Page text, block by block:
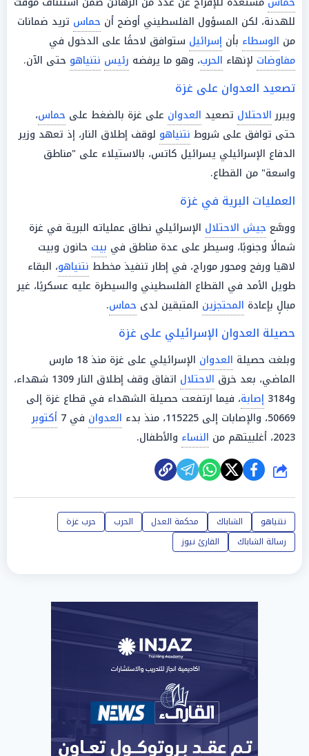
للهدنة، لكن المسؤول الفلسطيني أوضح أن حماس تريد ضمانات
من الوسطاء بأن إسرائيل ستوافق لاحقًا على الدخول في
مفاوضات لإنهاء الحرب، وهو ما يرفضه رئيس نتنياهو حتى الآن.
تصعيد العدوان على غزة
ويبررالاحتلال تصعيد العدوان على غزة بالضغط على حماس،
حتى توافق على شروط نتنياهو لوقف إطلاق النار، إذ تعهد وزير
الدفاع الإسرائيلي يسرائيل كاتس، بالاستيلاء على "مناطق
واسعة" من القطاع.
العمليات البرية في غزة
ووسَّع جيش الاحتلال الإسرائيلي نطاق عملياته البرية في غزة
شمالًا وجنوبًا، وسيطر على عدة مناطق في بيت حانون وبيت
لاهيا ورفح ومحور موراج، في إطار تنفيذ مخطط نتنياهو، البقاء
طويل الأمد في القطاع الفلسطيني والسيطرة عليه عسكريًا، غير
مبالٍ بإعادة المحتجزين المتبقين لدى حماس.
حصيلة العدوان الإسرائيلي على غزة
وبلغت حصيلة العدوان
الإسرائيلي على غزة منذ 18 مارس
الماضي، بعد خرق الاحتلال
اتفاق وقف إطلاق النار 1309 شهداء،
و3184
إصابة، فيما ارتفعت حصيلة الشهداء في قطاع غزة إلى
50669، والإصابات إلى 115225، منذ بدء
العدوان في 7
أكتوبر
2023، أغلبيتهم من
النساء والأطفال.
شارك
نتنياهو الشاباك محكمة العدل الحرب
حرب غزة
رسالة الشاباك
القارئ نيوز